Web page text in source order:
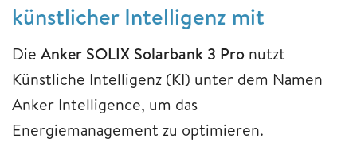
künstlicher Intelligenz mit
Die Anker SOLIX Solarbank 3 Pro nutzt
Künstliche Intelligenz (KI) unter dem Namen
Anker Intelligence, um das
Energiemanagement zu optimieren.